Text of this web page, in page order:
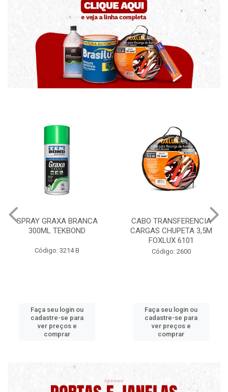
CABO TRANSFERENCIA
CARGAS CHUPETA 3,5M
Código: 2600
Faça seu login ou
cadastre-se para
ver preços e
comprar
CHAVE DE RODA TIPO CRUZ
17X19X21X23 FOX 4513
Código: 2628
Faça seu login ou
cadastre-se para
ver preços e
comprar